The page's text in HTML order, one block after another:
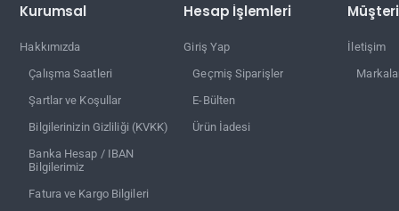
Kurumsal
Hakkımızda
Çalışma Saatleri
Şartlar ve Koşullar
Bilgilerinizin Gizliliği (KVKK)
Banka Hesap / IBAN
Bilgilerimiz
Fatura ve Kargo Bilgileri
Hesap İşlemleri
Giriş Yap
Geçmiş Siparişler
E-Bülten
Ürün İadesi
İletişim